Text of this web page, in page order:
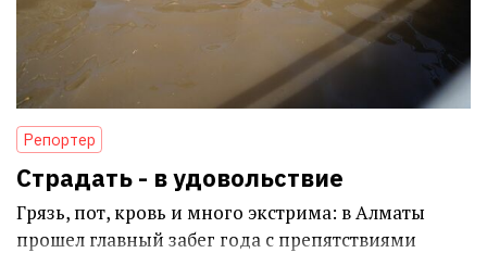
Репортер
Страдать - в удовольствие
Грязь, пот, кровь и много экстрима: в Алматы
прошел главный забег года с препятствиями